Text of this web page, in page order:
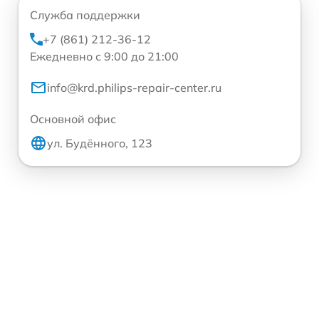
Служба поддержки
+7 (861) 212-36-12
Ежедневно с 9:00 до 21:00
info@krd.philips-repair-center.ru
Основной офис
ул. Будённого, 123